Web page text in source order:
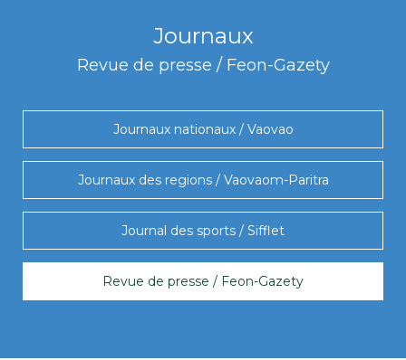
Journaux
Revue de presse / Feon-Gazety
Journaux nationaux / Vaovao
Journaux des regions / Vaovaom-Paritra
Journal des sports / Sifflet
Revue de presse / Feon-Gazety